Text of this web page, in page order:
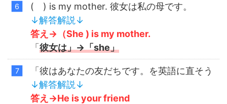
( ) is my mother. 彼女は私の母です。
↓解答解説↓
答え→（She ) is my mother.
「彼女は」→「she」
「彼はあなたの友だちです。を英語に直そう
↓解答解説↓
答え→He is your friend